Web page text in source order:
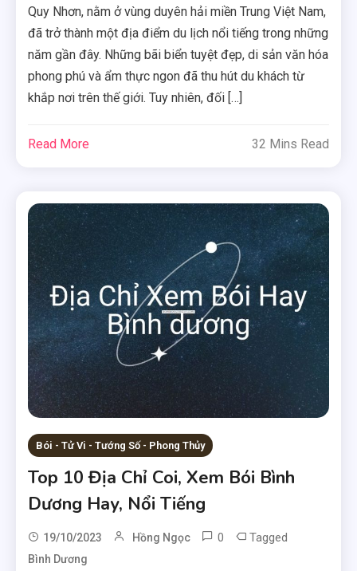
Quy Nhơn, nằm ở vùng duyên hải miền Trung Việt Nam,
đã trở thành một địa điểm du lịch nổi tiếng trong những
năm gần đây. Những bãi biển tuyệt đẹp, di sản văn hóa
phong phú và ẩm thực ngon đã thu hút du khách từ
khắp nơi trên thế giới. Tuy nhiên, đối […]
Read More 32 Mins Read
Bói - Tử Vi - Tướng Số - Phong Thủy
Top 10 Địa Chỉ Coi, Xem Bói Bình
Dương Hay, Nổi Tiếng
19/10/2023 Hồng Ngọc 0 Tagged
Bình Dương